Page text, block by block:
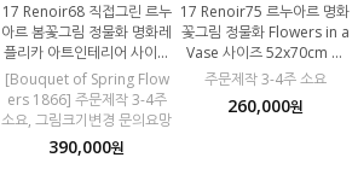
17 Renoir68 직접그린 르누
아르 봄꽃그림 정물화 명화레
플리카 아트인테리어 사이즈
60x80cm 100% 수작업 캔
버스유화 모사화
[Bouquet of Spring Flow
ers 1866] 주문제작 3-4주
소요, 그림크기변경 문의요망
390,000원
17 Renoir75 르누아르 명화
꽃그림 정물화 Flowers in a
Vase 사이즈 52x70cm 직
접그린 유화그림 주문제작 1
사화
주문제작 3-4주 소요
260,000원